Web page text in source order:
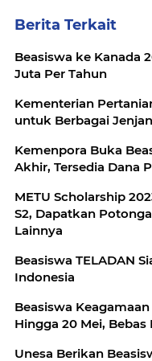
Berita Terkait
Beasiswa ke Kanada
Juta Per Tahun
Kementerian
untuk Berbagai
Kemenpora Buka
Akhir, Tersedia Dana
METU Scholarship
S2, Dapatkan
Lainnya
Beasiswa TELADAN
Indonesia
Beasiswa
Hingga 20 Mei,
Unesa Berikan